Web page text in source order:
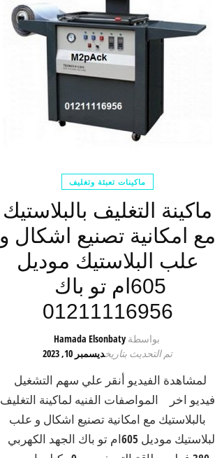
ماكينات تعبئة وتغليف
ماكينة التغليف بالبلاستيك
مع امكانية تصنيع اشكال و
علب البلاستيك موديل
605ام تو باك
01211116956
بواسطةHamada Elsonbaty
تم التحديث بتاريخديسمبر 10, 2023
لمشاهدة الفيديو أنقر علي سهم التشغيل
فيديو اخر المواصفات الفنيه لماكينة التغليف
بالبلاستيك مع امكانية تصنيع اشكال و علب
البلاستيك موديل 605ام تو باك الجهد الكهربي